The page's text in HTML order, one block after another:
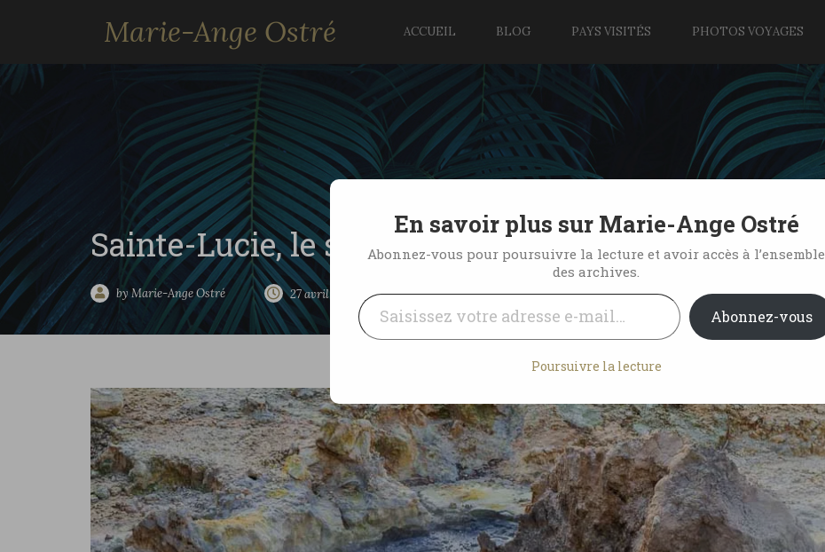
Marie-Ange Ostré ACCUEIL BLOG PAYS VISITÉS PHOTOS VOYAGES
Sainte-Lucie, le soufre de Sulphur Springs
by Marie-Ange Ostré 27 avril 2010 No Comments
En savoir plus sur Marie-Ange Ostré
Abonnez-vous pour poursuivre la lecture et avoir accès à l’ensemble
des archives.
Saisissez votre adresse e-mail…
Abonnez-vous
Poursuivre la lecture